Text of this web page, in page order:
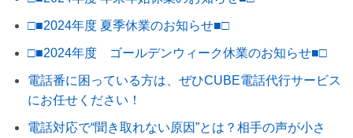
□■2024年度 夏季休業のお知らせ■□
□■2024年度 ゴールデンウィーク休業のお知らせ■□
電話番に困っている方は、ぜひCUBE電話代行サービス
にお任せください！
電話対応で“聞き取れない原因”とは？相手の声が小さ